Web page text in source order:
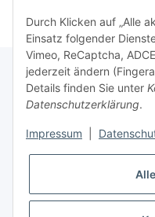
Informationen
Unsere
Durch Klicken auf „Alle
Einsatz folgender
Vimeo, ReCaptcha,
jederzeit ändern
Details finden Sie unter
Datenschutzerklärung.
Impressum